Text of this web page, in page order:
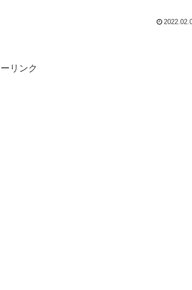
リンク